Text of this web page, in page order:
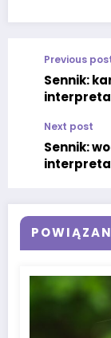
Previous
Sennik:
Next post
Sennik: